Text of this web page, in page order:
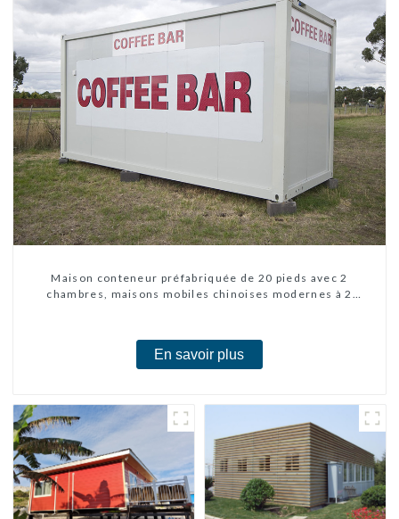
Maison conteneur préfabriquée de 20 pieds avec 2
chambres, maisons mobiles chinoises modernes à 2
En savoir plus